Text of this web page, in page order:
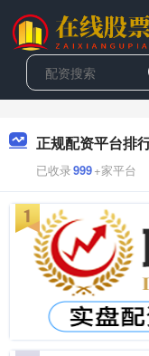
正规配资平台排
已收录999+家平台